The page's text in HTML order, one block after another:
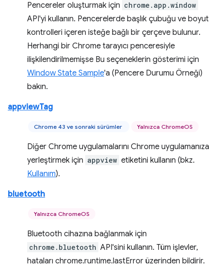
Pencereler oluşturmak için chrome.app.window
API'yi kullanın. Pencerelerde başlık çubuğu ve boyut
kontrolleri içeren isteğe bağlı bir çerçeve bulunur.
Herhangi bir Chrome tarayıcı penceresiyle
ilişkilendirilmemişse Bu seçeneklerin gösterimi için
Window State Sample'a (Pencere Durumu Örneği)
bakın.
appviewTag
Chrome 43 ve sonraki sürümler Yalnızca ChromeOS
Diğer Chrome uygulamalarını Chrome uygulamanıza
yerleştirmek için appview etiketini kullanın (bkz.
Kullanım).
bluetooth
Yalnızca ChromeOS
Bluetooth cihazına bağlanmak için
chrome.bluetooth API'sini kullanın. Tüm işlevler,
hataları chrome.runtime.lastError üzerinden bildirir.